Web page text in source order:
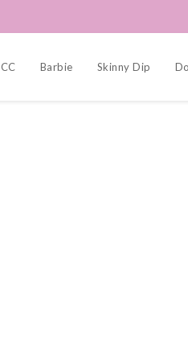
Barbie Skinny Dip